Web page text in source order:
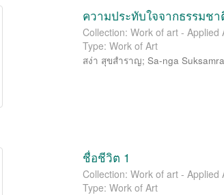
ความประทับใจจากธรรมชา
Collection: Work of art -
Type: Work of Art
สง่า สุขสำราญ;Sa-nga
ชื่อชีวิต 1
Collection: Work of art -
Type: Work of Art